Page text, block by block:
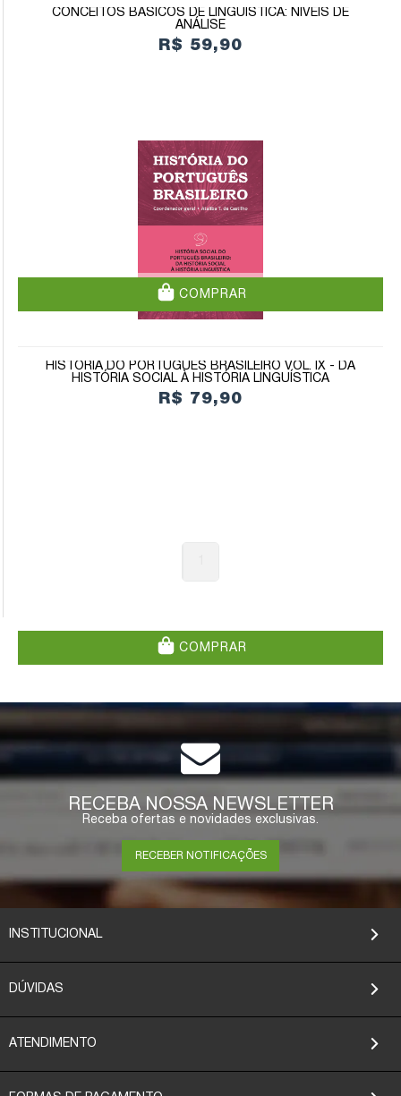
CONCEITOS BÁSICOS DE LINGUÍSTICA: NÍVEIS DE
ANÁLISE
R$ 59,90
COMPRAR
HISTÓRIA DO PORTUGUÊS BRASILEIRO VOL. IX - DA
HISTÓRIA SOCIAL À HISTÓRIA LINGUÍSTICA
R$ 79,90
COMPRAR
RECEBA NOSSA NEWSLETTER
Receba ofertas e novidades exclusivas.
RECEBER NOTIFICAÇÕES
INSTITUCIONAL
DÚVIDAS
ATENDIMENTO